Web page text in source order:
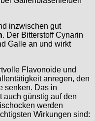
inzwischen gut
. Der Bitterstoff Cynarin
Galle an und wirkt
Flavonoide und
anregen, den
senken. Das in
auch günstig auf den
werden
Wirkungen sind: